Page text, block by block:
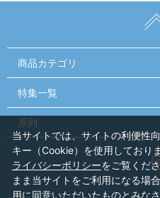
商品カテゴリ
特集一覧
系列
当サイトでは、サイトの利便性
キー（Cookie）を使用しており
ライバシーポリシーをご覧くだ
まま当サイトをご利用になる場
用に同意いただいたものとみな